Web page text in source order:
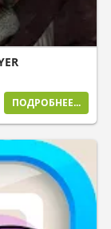
ПОДРОБНЕЕ...